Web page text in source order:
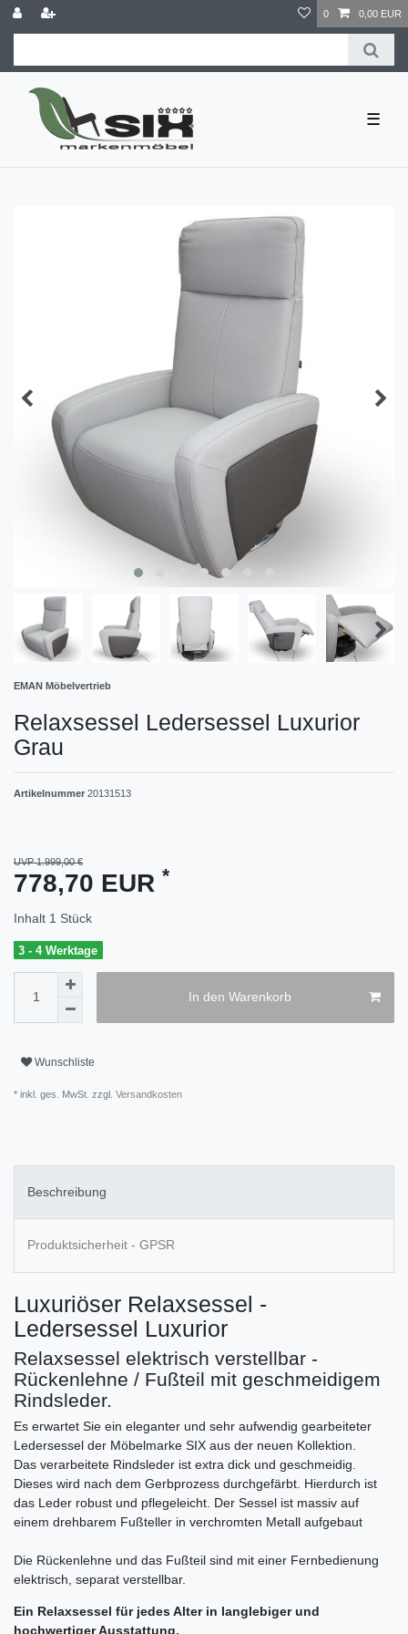
0 0,00 EUR
☰
EMAN Möbelvertrieb
Relaxsessel Ledersessel Luxurior
Grau
Artikelnummer 20131513
UVP 1.999,00 €
778,70 EUR *
Inhalt 1 Stück
3 - 4 Werktage
In den Warenkorb
Wunschliste
* inkl. ges. MwSt. zzgl. Versandkosten
Beschreibung
Produktsicherheit - GPSR
Luxuriöser Relaxsessel -
Ledersessel Luxurior
Relaxsessel elektrisch verstellbar -
Rückenlehne / Fußteil mit geschmeidigem
Rindsleder.
Es erwartet Sie ein eleganter und sehr aufwendig gearbeiteter
Ledersessel der Möbelmarke SIX aus der neuen Kollektion.
Das verarbeitete Rindsleder ist extra dick und geschmeidig.
Dieses wird nach dem Gerbprozess durchgefärbt. Hierdurch ist
das Leder robust und pflegeleicht. Der Sessel ist massiv auf
einem drehbarem Fußteller in verchromten Metall aufgebaut
Die Rückenlehne und das Fußteil sind mit einer Fernbedienung
elektrisch, separat verstellbar.
Ein Relaxsessel für jedes Alter in langlebiger und
hochwertiger Ausstattung.